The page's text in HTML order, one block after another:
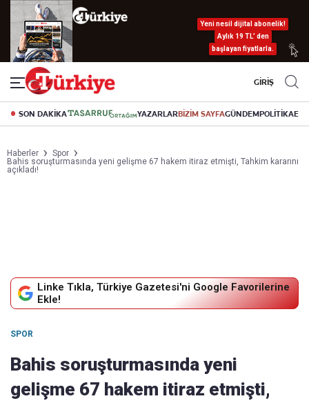
Yeni nesil dijital abonelik!
Aylık 19 TL’ den
başlayan fiyatlarla.
GİRİŞ
SON DAKİKA YAZARLARBİZİM SAYFAGÜNDEMPOLİTİKA
Haberler
Spor
Bahis soruşturmasında yeni gelişme 67 hakem itiraz etmişti, Tahkim kararını
açıkladı!
Linke Tıkla, Türkiye Gazetesi'ni Google Favorilerine
Ekle!
SPOR
Bahis soruşturmasında yeni
gelişme 67 hakem itiraz etmişti,